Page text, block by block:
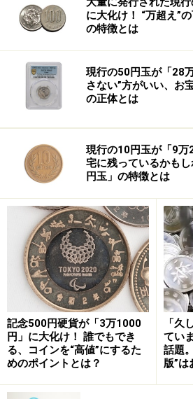
選挙活動のために対応が遅れる恐
では売りの材料と見なされます。
選挙後が不透明なら、株
また、首相が衆議院を解散して、
をするのですから、政治が混迷、
なる傾向があります。選挙結果で
しないのか。交代するとしたらど
に大化け！ “万超え”
の特徴とは
現行の50円玉が「28
さない”方がいい、お
の正体とは
現行の10円玉が「9
宅に残っているかも
円玉」の特徴とは
記念500円硬貨が「3万1000
円」に大化け！ 誰でもでき
る、コインを“高値”にするた
めのポイントとは？
「久
てい
話題
版”は